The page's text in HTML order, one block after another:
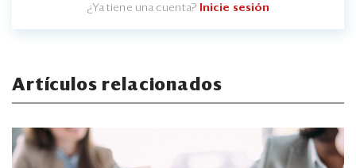
¿Ya tiene una cuenta? Inicie sesión
Artículos relacionados